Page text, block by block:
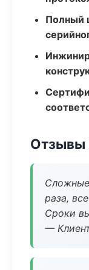
Полный
Отзывы
Сложные
раза,
Сроки
—